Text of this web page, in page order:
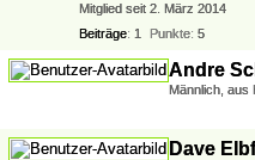
Mitglied seit 2. März 2014
Beiträge 1 Punkte 5
Andre
Männlich aus
Dave